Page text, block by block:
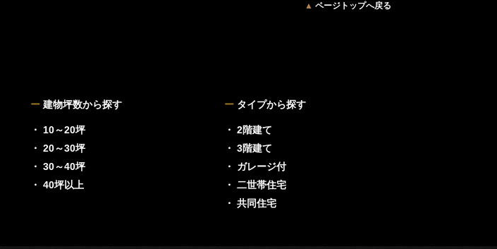
▲ ページトップへ戻る
ー 建物坪数から探す
・ 10～20坪
・ 20～30坪
・ 30～40坪
・ 40坪以上
ー タイプから探す
・ 2階建て
・ 3階建て
・ ガレージ付
・ 二世帯住宅
・ 共同住宅